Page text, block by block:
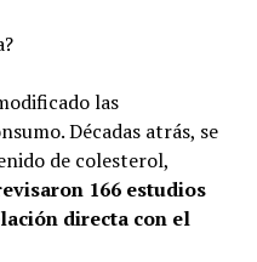
las
Décadas atrás, se
de colesterol,
166 estudios
directa con el